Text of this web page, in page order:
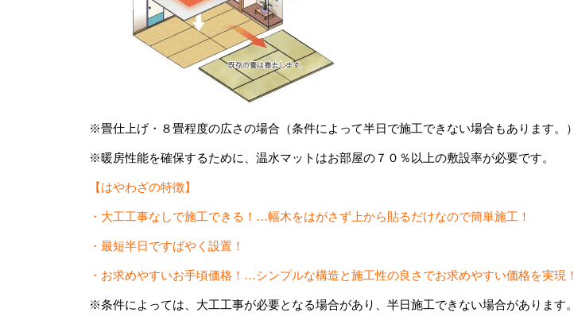
※畳仕上げ・８畳程度の広さの場合（条件によって半日で施工できない場合もあります。）
※暖房性能を確保するために、温水マットはお部屋の７０％以上の敷設率が必要です。
【はやわざの特徴】
・大工工事なしで施工できる！…幅木をはがさず上から貼るだけなので簡単施工！
・最短半日ですばやく設置！
・お求めやすいお手頃価格！…シンプルな構造と施工性の良さでお求めやすい価格を実現！
※条件によっては、大工工事が必要となる場合があり、半日施工できない場合があります。